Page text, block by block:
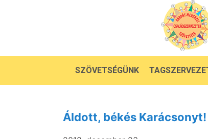
SZÖVETSÉGÜNK
Áldott, békés Karácsonyt!